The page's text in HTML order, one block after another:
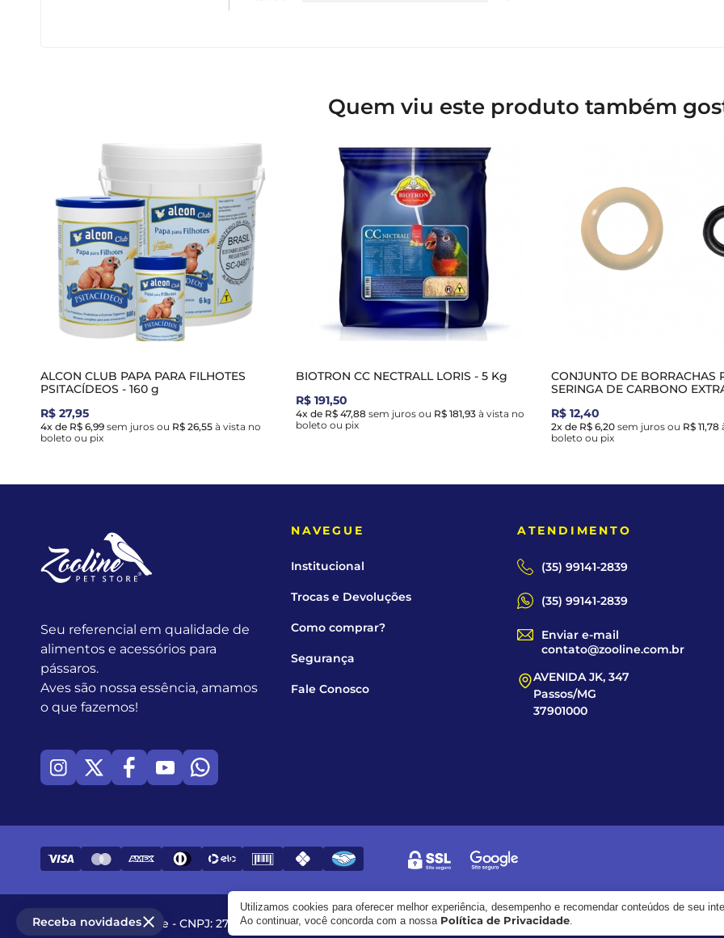
Quem viu este produto também
ALCON CLUB PAPA PARA FILHOTES
PSITACÍDEOS - 160 g
R$ 27,95
4x de R$ 6,99 sem juros ou R$ 26,55 à vista no
boleto ou pix
BIOTRON CC NECTRALL LORIS - 5 Kg
R$ 191,50
4x de R$ 47,88 sem juros ou R$ 181,93 à vista no
boleto ou pix
CONJUNTO DE BORRACHAS
SERINGA DE CARBONO
R$ 12,40
2x de R$ 6,20 sem juros ou R$ 11,78
boleto ou pix
Receba novidades
Seu referencial em qualidade de
alimentos e acessórios para
pássaros.
Aves são nossa essência, amamos
o que fazemos!
NAVEGUE
Institucional
Trocas e Devoluções
Como comprar?
Segurança
Fale Conosco
ATENDIMENTO
(35) 99141-2839
(35) 99141-2839
Enviar e-mail
contato@zooline.com.br
AVENIDA JK, 347
Passos/MG
37901000
© 2017 - 2026 - Zooline - CNPJ: 27.982.258/0001-97
Utilizamos cookies para oferecer melhor experiência, desempenho e recomendar conteúdos de seu
Ao continuar, você concorda com a nossa Política de Privacidade.